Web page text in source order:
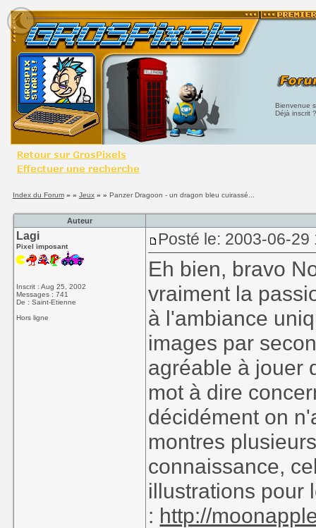
Bienvenue
Déjà inscrit
Index du Forum» » Jeux» » Panzer Dragoon - un dragon bleu cuirassé...
Auteur
Lagi
Pixel imposant
Inscrit : Aug 25, 2002
Messages : 741
De : Saint-Etienne
Hors ligne
Posté le: 2003-06-29
Eh bien, bravo
vraiment la
à l'ambiance
images par
agréable à jouer
mot à dire
décidément on
montres
connaissance,
illustrations pour
: http://